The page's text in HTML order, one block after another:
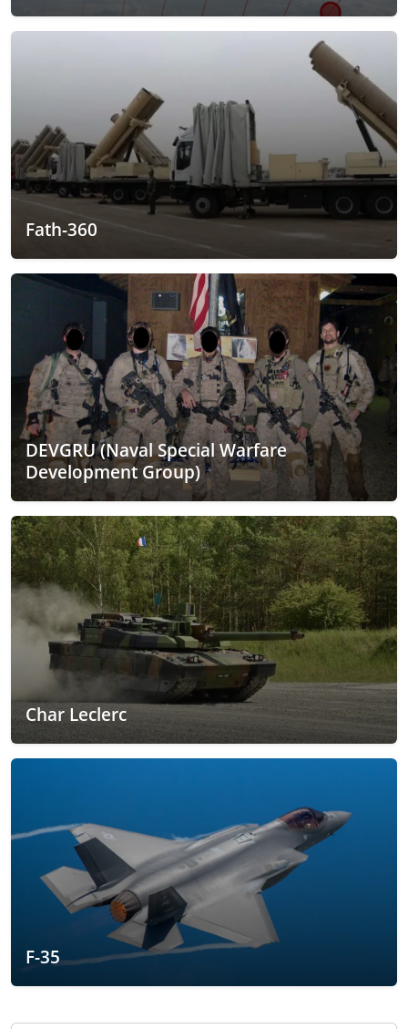
Fath-360
DEVGRU (Naval Special Warfare
Development Group)
Char Leclerc
F-35